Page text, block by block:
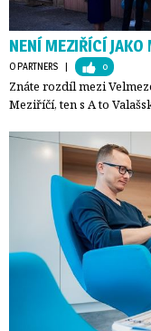
NENÍ MEZIŘÍCÍ JAKO
O PARTNERS | 0
Znáte rozdíl mezi
Meziříčí, ten s A to